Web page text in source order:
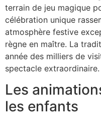
terrain de jeu magique
célébration unique
atmosphère festive
règne en maître. La
année des milliers de
spectacle extraordinaire.
Les
les enfants